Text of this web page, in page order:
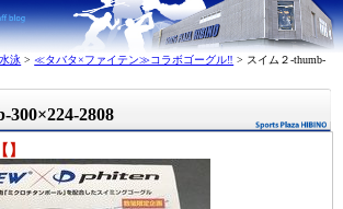
水泳 >≪タバタ×ファイテン≫コラボゴーグル‼ > スイム２-thumb-
300×224-2808